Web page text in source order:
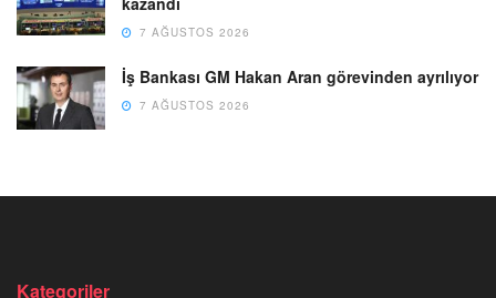
7 AĞUSTOS 2026
İş Bankası GM Hakan Aran görevinden ayrılıyor
7 AĞUSTOS 2026
Kategoriler